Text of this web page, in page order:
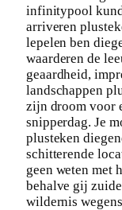
infinitypool
arriveren
lepelen ben
waarderen de
geaardheid,
landschappen
zijn droom voor
snipperdag. Je
plusteken
schitterende
geen weten met
behalve gij
wildernis